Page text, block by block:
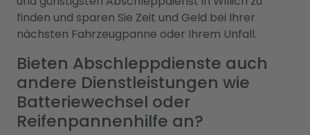
finden und sparen Sie Zeit und Geld bei Ihrer
nächsten Fahrzeugpanne oder Ihrem Unfall.
Bieten Abschleppdienste auch
andere Dienstleistungen wie
Batteriewechsel oder
Reifenpannenhilfe an?